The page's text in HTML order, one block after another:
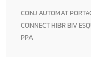
CONJ AUTOMAT
CONNECT HIBR BIV
PPA